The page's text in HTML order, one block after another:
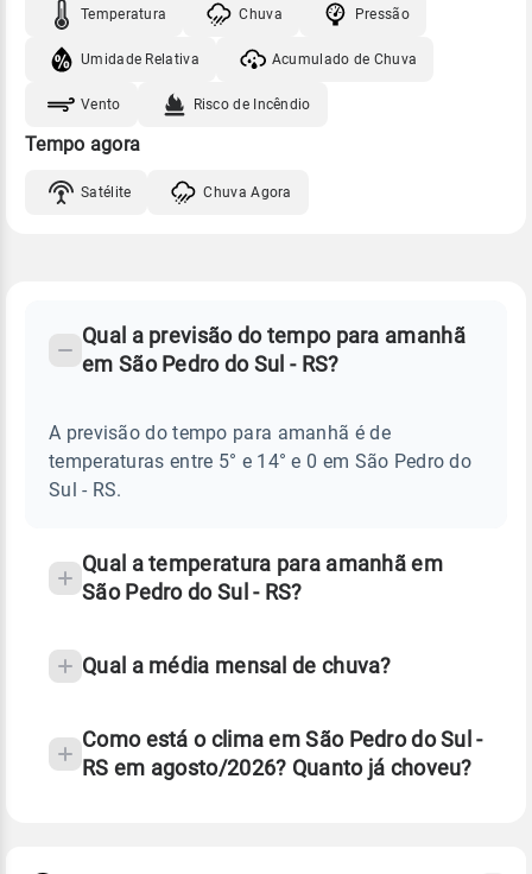
Temperatura Chuva Pressão
Umidade Relativa Acumulado de Chuva
Vento Risco de Incêndio
Tempo agora
Satélite Chuva Agora
PEDRO
Perguntas
sobre
chuva
Qual a previsão do tempo para amanhã
em São Pedro do Sul - RS?
A previsão do tempo para amanhã é de
temperaturas entre 5° e 14° e 0 em São Pedro do
Sul - RS.
Qual a temperatura para amanhã em
São Pedro do Sul - RS?
Qual a média mensal de chuva?
Como está o clima em São Pedro do Sul -
RS em agosto/2026? Quanto já choveu?